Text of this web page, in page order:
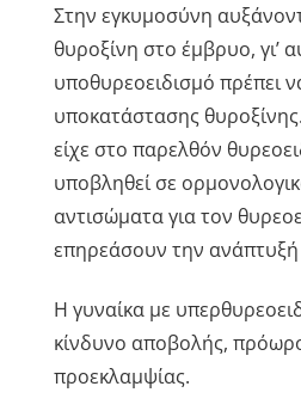
Στην εγκυμοσύνη
θυροξίνη στο έμβρυο, γι’
υποθυρεοειδισμό πρέπει
υποκατάστασης
είχε στο παρελθόν
υποβληθεί σε
αντισώματα για τον
επηρεάσουν την
Η γυναίκα με
κίνδυνο αποβολής,
προεκλαμψίας.